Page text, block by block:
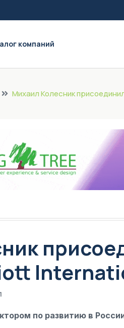
компаний
Михаил Колесник
по развитию в